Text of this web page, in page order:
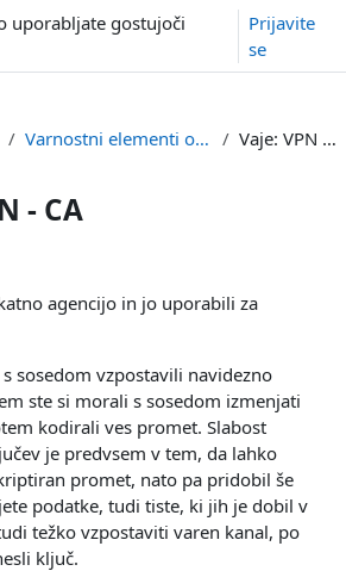
uporabljate gostujoči
Prijavite
se
Varnostni elementi omrežij Vaje: VPN - CA
- CA
agencijo in jo uporabili za
sosedom vzpostavili navidezno
ste si morali s sosedom izmenjati
kodirali ves promet. Slabost
je predvsem v tem, da lahko
promet, nato pa pridobil še
podatke, tudi tiste, ki jih je dobil v
težko vzpostaviti varen kanal, po
ključ.